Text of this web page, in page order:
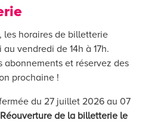
les horaires de billetterie
vendredi de 14h à 17h.
abonnements et réservez des
prochaine !
du 27 juillet 2026 au 07
Réouverture de la billetterie le